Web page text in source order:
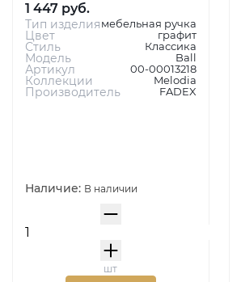
1 447 руб.
Тип изделиямебельная ручка
Цвет графит
Стиль Классика
Модель Ball
Артикул 00-00013218
Коллекции Melodia
Производитель FADEX
Наличие: В наличии
шт